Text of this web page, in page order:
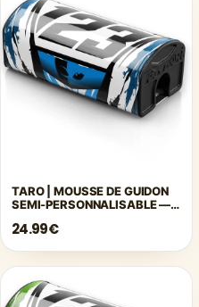
TARO | MOUSSE DE GUIDON
SEMI-PERSONNALISABLE —
24.99€